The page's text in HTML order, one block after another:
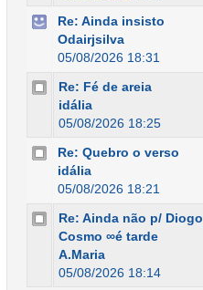
Re: Ainda insisto
Odairjsilva
05/08/2026 18:31
Re: Fé de areia
idália
05/08/2026 18:25
Re: Quebro o verso
idália
05/08/2026 18:21
Re: Ainda não p/ Diogo
Cosmo ∞é tarde
A.Maria
05/08/2026 18:14